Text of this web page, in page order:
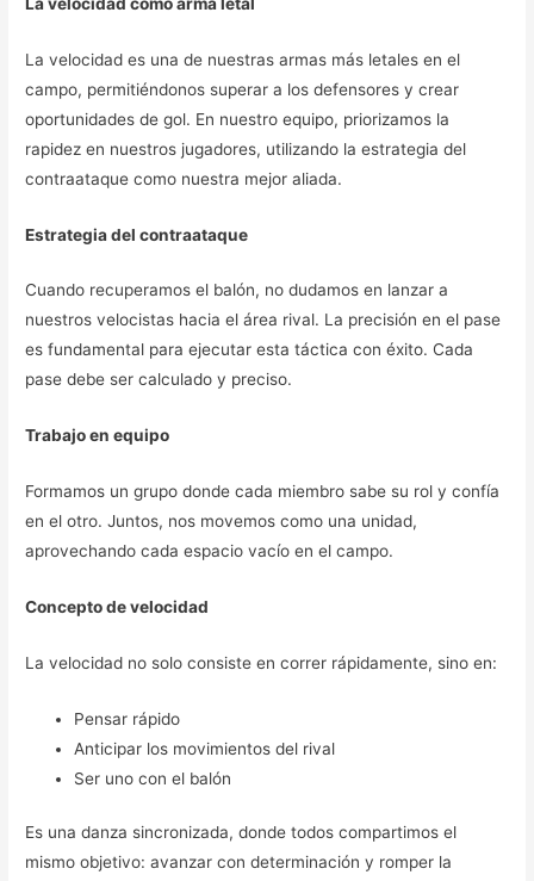
La velocidad es una de nuestras armas más letales en el
campo, permitiéndonos superar a los defensores y crear
oportunidades de gol. En nuestro equipo, priorizamos la
rapidez en nuestros jugadores, utilizando la estrategia del
contraataque como nuestra mejor aliada.
Estrategia del contraataque
Cuando recuperamos el balón, no dudamos en lanzar a
nuestros velocistas hacia el área rival. La precisión en el pase
es fundamental para ejecutar esta táctica con éxito. Cada
pase debe ser calculado y preciso.
Trabajo en equipo
Formamos un grupo donde cada miembro sabe su rol y confía
en el otro. Juntos, nos movemos como una unidad,
aprovechando cada espacio vacío en el campo.
Concepto de velocidad
La velocidad no solo consiste en correr rápidamente, sino en:
Pensar rápido
Anticipar los movimientos del rival
Ser uno con el balón
Es una danza sincronizada, donde todos compartimos el
mismo objetivo: avanzar con determinación y romper la